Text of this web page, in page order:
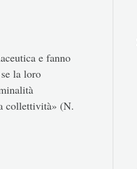
e fanno
la loro
collettività» (N.